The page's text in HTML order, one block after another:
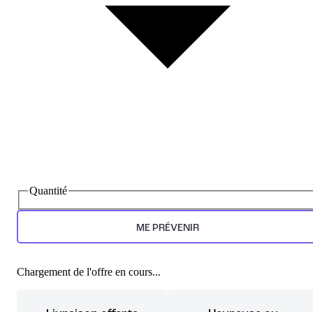
Quantité
ME PRÉVENIR
Chargement de l'offre en cours...